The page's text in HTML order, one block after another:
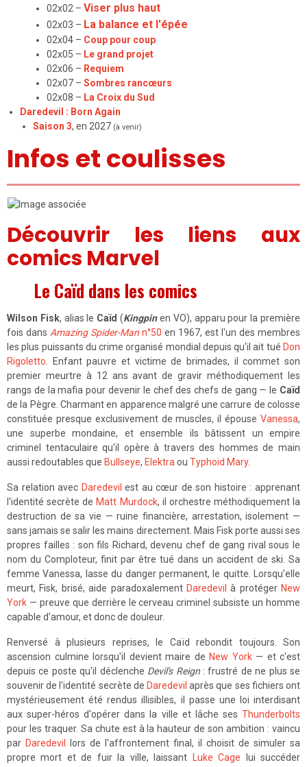
02x02 – Viser plus haut
02x03 – La balance et l'épée
02x04 – Coup pour coup
02x05 – Le grand projet
02x06 – Requiem
02x07 – Sombres rancœurs
02x08 – La Croix du Sud
Daredevil : Born Again
Saison 3, en 2027 (à venir)
Infos et coulisses
Découvrir les liens aux
comics Marvel
Le Caïd dans les comics
Wilson Fisk, alias le Caïd (Kingpinen VO), apparu pour la première
fois dans Amazing Spider-Man n°50 en 1967, est l'un des membres
les plus puissants du crime organisé mondial depuis qu'il ait tué Don
Rigoletto . Enfant pauvre et victime de brimades, il commet son
premier meurtre à 12 ans avant de gravir méthodiquement les
rangs de la mafia pour devenir le chef des chefs de gang — le Caïd
de la Pègre. Charmant en apparence malgré une carrure de colosse
constituée presque exclusivement de muscles, il épouse Vanessa,
une superbe mondaine, et ensemble ils bâtissent un empire
criminel tentaculaire qu'il opère à travers des hommes de main
aussi redoutables que Bullseye, Elektra ou Typhoid Mary.
Sa relation avec Daredevil est au cœur de son histoire : apprenant
l'identité secrète de Matt Murdock, il orchestre méthodiquement la
destruction de sa vie — ruine financière, arrestation, isolement —
sans jamais se salir les mains directement. Mais Fisk porte aussi ses
propres failles : son fils Richard, devenu chef de gang rival sous le
nom du Comploteur, finit par être tué dans un accident de ski. Sa
femme Vanessa, lasse du danger permanent, le quitte. Lorsqu'elle
meurt, Fisk, brisé, aide paradoxalement Daredevil à protéger New
York — preuve que derrière le cerveau criminel subsiste un homme
capable d'amour, et donc de douleur.
Renversé à plusieurs reprises, le Caïd rebondit toujours. Son
ascension culmine lorsqu'il devient maire de New York— et c'est
depuis ce poste qu'il déclenche Devil's Reign: frustré de ne plus se
souvenir de l'identité secrète de Daredevil après que ses fichiers ont
mystérieusement été rendus illisibles, il passe une loi interdisant
aux super-héros d'opérer dans la ville et lâche ses Thunderbolts
pour les traquer. Sa chute est à la hauteur de son ambition : vaincu
par Daredevil
lors de l'affrontement final, il choisit de simuler sa
propre mort et de fuir la ville, laissant
Luke Cage lui succéder